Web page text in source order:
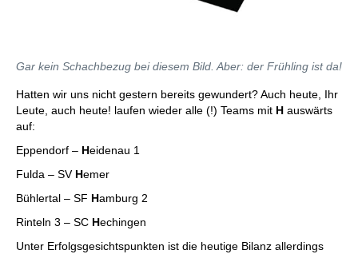
Gar kein Schachbezug bei diesem Bild. Aber: der Frühling ist da!
Hatten wir uns nicht gestern bereits gewundert? Auch heute, Ihr
Leute, auch heute! laufen wieder alle (!) Teams mit H auswärts
auf:
Eppendorf – Heidenau 1
Fulda – SV Hemer
Bühlertal – SF Hamburg 2
Rinteln 3 – SC Hechingen
Unter Erfolgsgesichtspunkten ist die heutige Bilanz allerdings